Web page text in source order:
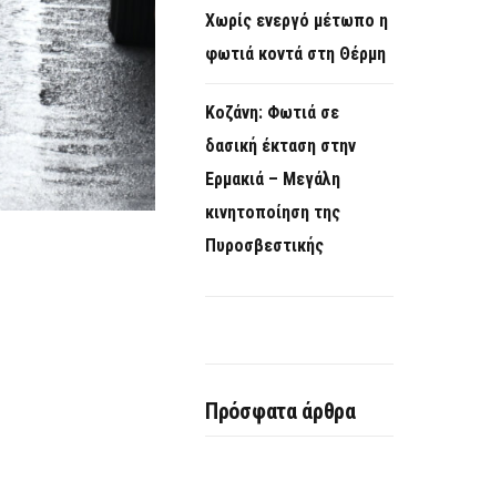
Χωρίς ενεργό μέτωπο η
φωτιά κοντά στη Θέρμη
Κοζάνη: Φωτιά σε
δασική έκταση στην
Ερμακιά – Μεγάλη
κινητοποίηση της
Πυροσβεστικής
Πρόσφατα άρθρα